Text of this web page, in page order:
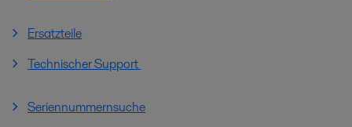
Ersatzteile
Technischer Support
Seriennummernsuche